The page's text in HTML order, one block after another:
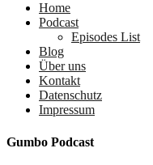
Home
Podcast
Episodes List
Blog
Über uns
Kontakt
Datenschutz
Impressum
Gumbo Podcast